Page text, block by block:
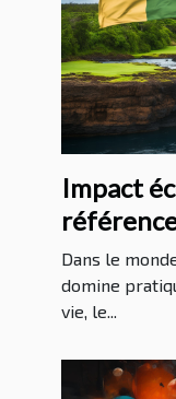
Impact
Dans le
domine
vie, le...